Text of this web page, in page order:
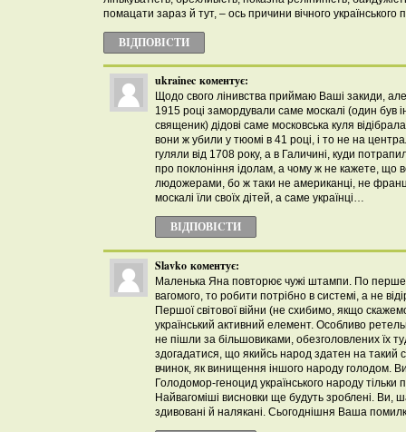
помацати зараз й тут, – ось причини вічного українського
ВІДПОВІCТИ
ukrainec коментує:
Щодо свого лінивства приймаю Ваші закиди,
1915 році замордували саме москалі (один був
священик) дідові саме московська куля відібрала
вони ж убили у тюомі в 41 році, і то не на
гуляли від 1708 року, а в Галичині, куди
про поклоніння ідолам, а чому ж не кажете, що
людожерами, бо ж таки не американці, не
москалі їли своїх дітей, а саме українці…
ВІДПОВІCТИ
Slavko коментує:
Маленька Яна повторює чужі штампи. По
вагомого, то робити потрібно в системі, а не
Першої світової війни (не схибимо, якщо
український активний елемент. Особливо
не пішли за більшовиками, обезголовлених їх
здогадатися, що якийсь народ здатен на такий
вчинок, як винищення іншого народу голодом.
Голодомор-геноцид українського народу тільки
Найвагоміші висновки ще будуть зроблені. Ви,
здивовані й налякані. Сьогоднішня Ваша